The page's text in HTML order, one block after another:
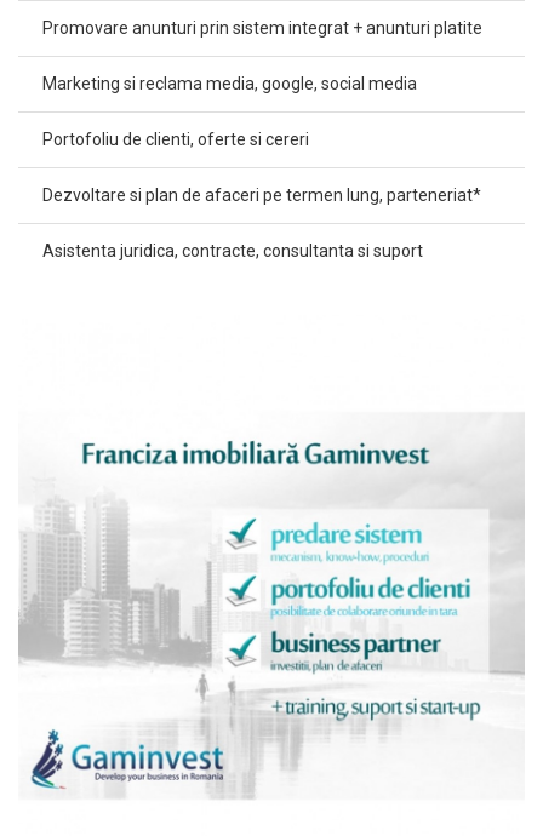
Promovare anunturi prin sistem integrat + anunturi platite
Marketing si reclama media, google, social media
Portofoliu de clienti, oferte si cereri
Dezvoltare si plan de afaceri pe termen lung, parteneriat*
Asistenta juridica, contracte, consultanta si suport